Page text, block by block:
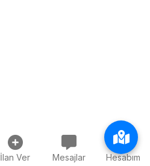
İlan Ver Mesajlar Hesabım